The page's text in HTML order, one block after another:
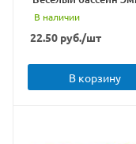
В наличии
22.50 руб./шт
В корзину